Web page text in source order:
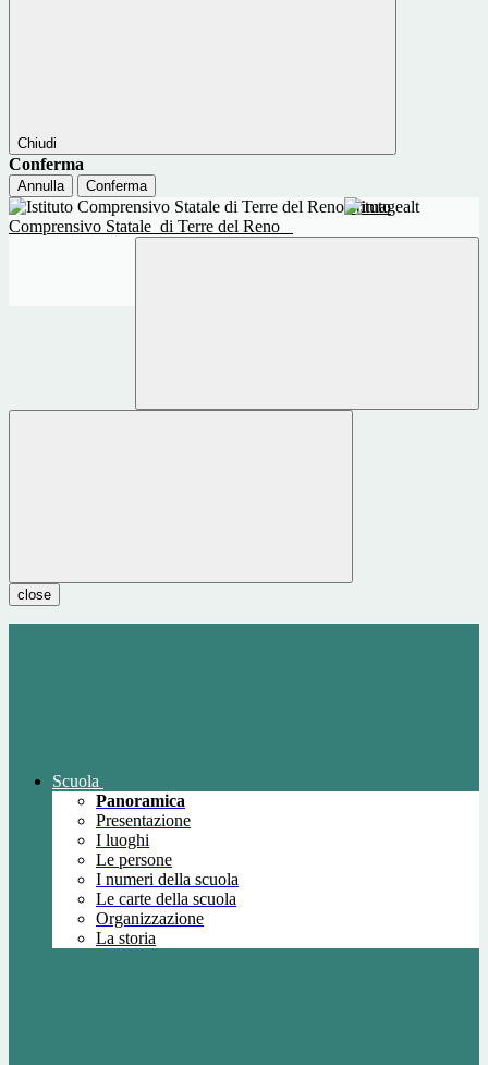
Chiudi
Conferma
Annulla Conferma
Istituto
Comprensivo Statale di Terre del Reno
close
Scuola
Panoramica
Presentazione
I luoghi
Le persone
I numeri della scuola
Le carte della scuola
Organizzazione
La storia